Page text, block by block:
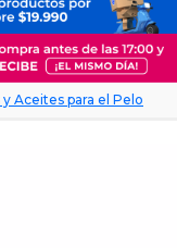
Aceites para el Pelo